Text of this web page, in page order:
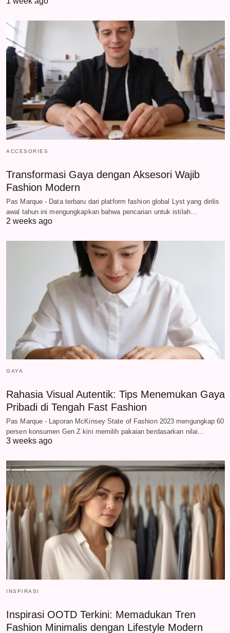
ACCESORIES
Transformasi Gaya dengan Aksesori Wajib
Fashion Modern
Pas Marque - Data terbaru dari platform fashion global Lyst yang dirilis
awal tahun ini mengungkapkan bahwa pencarian untuk istilah…
2 weeks ago
GAYA
Rahasia Visual Autentik: Tips Menemukan Gaya
Pribadi di Tengah Fast Fashion
Pas Marque - Laporan McKinsey State of Fashion 2023 mengungkap 60
persen konsumen Gen Z kini memilih pakaian berdasarkan nilai…
3 weeks ago
INSPIRASI
Inspirasi OOTD Terkini: Memadukan Tren
Fashion Minimalis dengan Lifestyle Modern